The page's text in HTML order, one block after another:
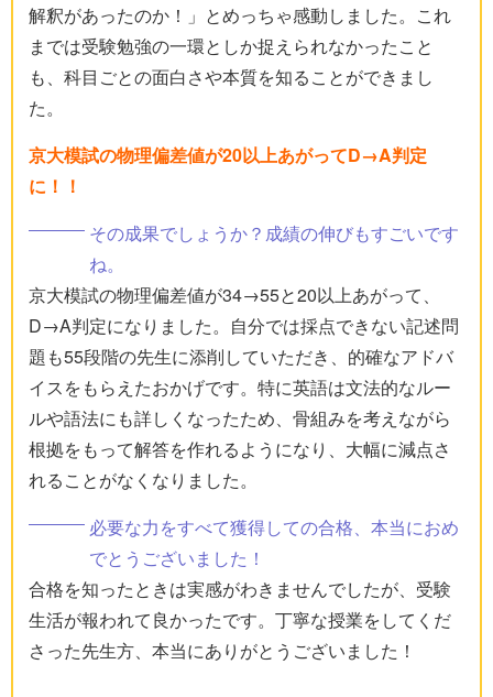
解釈があったのか！」とめっちゃ感動しました。これ
までは受験勉強の一環としか捉えられなかったこと
も、科目ごとの面白さや本質を知ることができまし
た。
京大模試の物理偏差値が20以上あがってD→A判定
に！！
その成果でしょうか？成績の伸びもすごいです
ね。
京大模試の物理偏差値が34→55と20以上あがって、
D→A判定になりました。自分では採点できない記述問
題も55段階の先生に添削していただき、的確なアドバ
イスをもらえたおかげです。特に英語は文法的なルー
ルや語法にも詳しくなったため、骨組みを考えながら
根拠をもって解答を作れるようになり、大幅に減点さ
れることがなくなりました。
必要な力をすべて獲得しての合格、本当におめ
でとうございました！
合格を知ったときは実感がわきませんでしたが、受験
生活が報われて良かったです。丁寧な授業をしてくだ
さった先生方、本当にありがとうございました！